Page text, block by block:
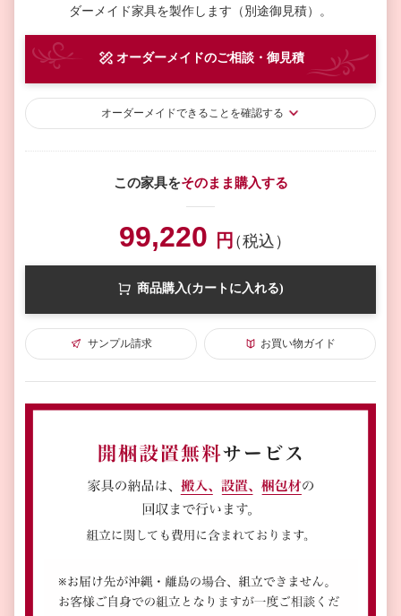
ダーメイド家具を製作します（別途御見積）。
オーダーメイドのご相談・御見積
オーダーメイドできることを確認する
この家具をそのまま購入する
99,220 円（税込）
商品購入(カートに入れる)
サンプル請求 お買い物ガイド